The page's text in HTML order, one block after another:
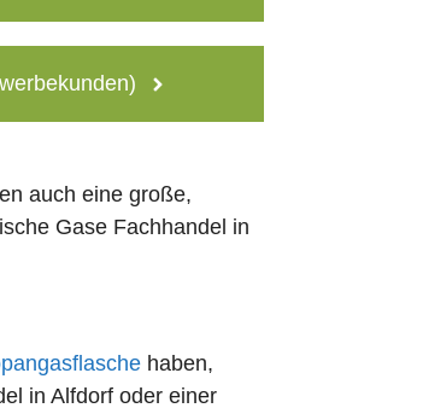
auch eine große,
Gase Fachhandel in
haben,
in Alfdorf oder einer